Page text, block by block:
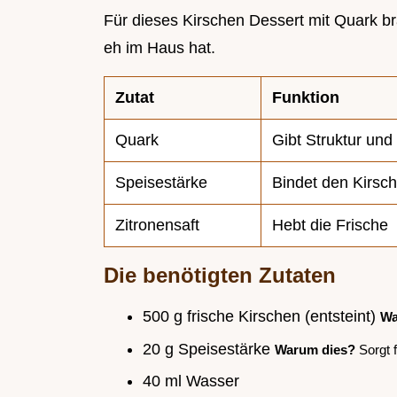
Für dieses Kirschen Dessert mit Quark
eh im Haus hat.
Zutat Funktion
Quark Gibt Struktur und
Speisestärke Bindet den
Zitronensaft Hebt die Frische
Die benötigten Zutaten
500 g frische Kirschen (entsteint)
20 g Speisestärke Warum dies? Sorgt
40 ml Wasser